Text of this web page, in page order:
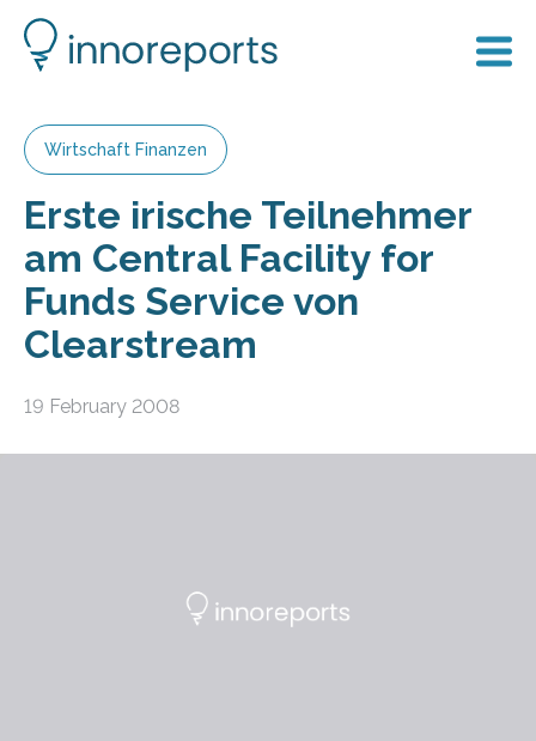
Wirtschaft Finanzen
Erste irische Teilnehmer
am Central Facility for
Funds Service von
Clearstream
19 February 2008